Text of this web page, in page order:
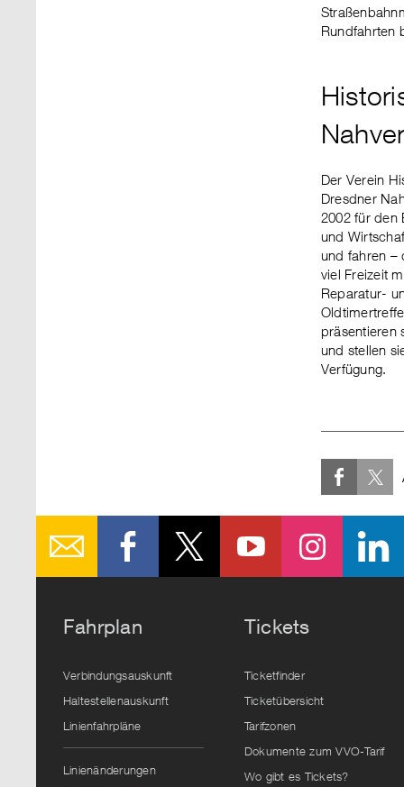
Rundfahrten
Der Verein
Dresdner
2002 für den
und
und fahren –
viel Freizeit
Reparatur-
präsentieren
und stellen
Verfügung.
Fahrplan
Verbindungsauskunft
Haltestellenauskunft
Linienfahrpläne
Linienänderungen
Tickets
Ticketfinder
Ticketübersicht
Tarifzonen
Dokumente zum VVO-Tarif
Wo gibt es Tickets?